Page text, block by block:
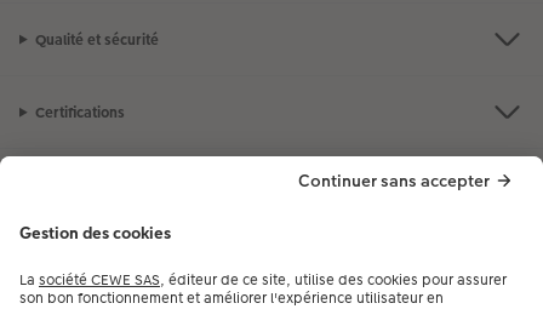
Qualité et sécurité
Certifications